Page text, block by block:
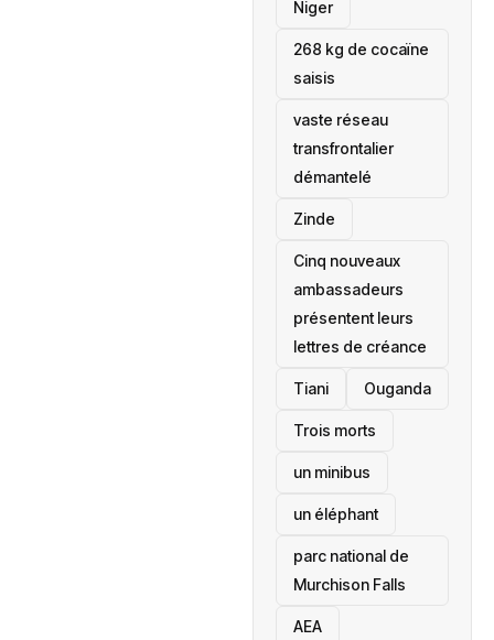
‎Niger
268 kg de cocaïne
saisis
vaste réseau
transfrontalier
démantelé
Zinde
Cinq nouveaux
ambassadeurs
présentent leurs
lettres de créance
Tiani ‎Ouganda
Trois morts
un minibus
un éléphant
parc national de
Murchison Falls
AEA